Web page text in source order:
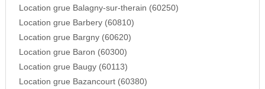
Location grue Balagny-sur-therain (60250)
Location grue Barbery (60810)
Location grue Bargny (60620)
Location grue Baron (60300)
Location grue Baugy (60113)
Location grue Bazancourt (60380)